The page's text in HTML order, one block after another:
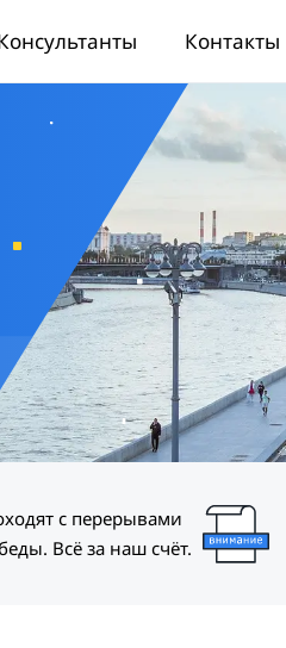
Контакты
с перерывами
Всё за наш счёт.